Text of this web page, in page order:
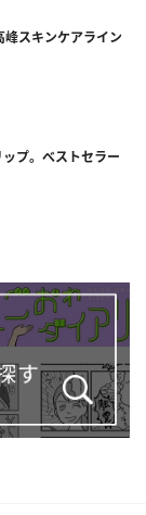
峰スキンケアライン
プ。べストセラー